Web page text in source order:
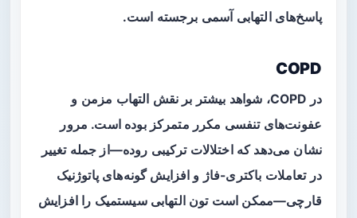
پاسخ‌های التهابی آسمی برجسته است.
COPD
در COPD، شواهد بیشتر بر نقش التهاب مزمن و
عفونت‌های تنفسی مکرر متمرکز بوده است. مرور
نشان می‌دهد که اختلالات ترکیبی روده—از جمله تغییر
در تعاملات باکتری-فاژ و افزایش گونه‌های پاتوژنیک
قارچی—ممکن است تون التهابی سیستمیک را افزایش